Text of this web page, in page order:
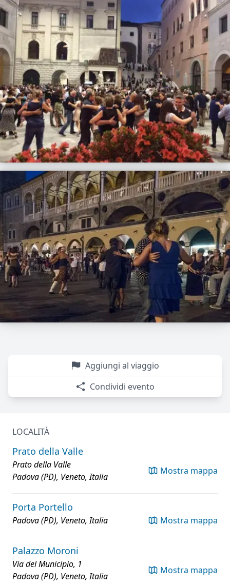
Aggiungi al viaggio
Condividi evento
LOCALITÀ
Prato della Valle
Prato della Valle
Padova (PD), Veneto, Italia
Mostra mappa
Porta Portello
Padova (PD), Veneto, Italia Mostra mappa
Palazzo Moroni
Via del Municipio, 1
Padova (PD), Veneto, Italia
Mostra mappa